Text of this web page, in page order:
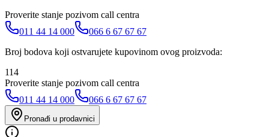
Proverite stanje pozivom call centra
011 44 14 000
066 6 67 67 67
Broj bodova koji ostvarujete kupovinom ovog proizvoda:
114
Proverite stanje pozivom call centra
011 44 14 000
066 6 67 67 67
Pronađi u prodavnici